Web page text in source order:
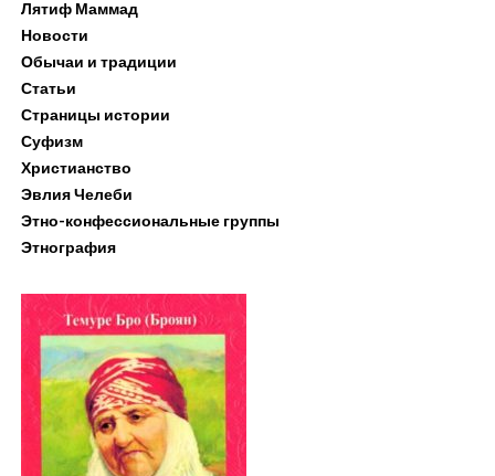
Лятиф Маммад
Новости
Обычаи и традиции
Статьи
Страницы истории
Суфизм
Христианство
Эвлия Челеби
Этно-конфессиональные группы
Этнография